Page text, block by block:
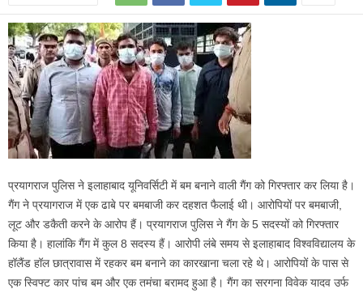
प्रयागराज पुलिस ने इलाहाबाद यूनिवर्सिटी में बम बनाने वाली गैंग को गिरफ्तार कर लिया है।
गैंग ने प्रयागराज में एक ढाबे पर बमबाजी कर दहशत फैलाई थी। आरोपियों पर बमबाजी,
लूट और डकैती करने के आरोप हैं। प्रयागराज पुलिस ने गैंग के 5 सदस्यों को गिरफ्तार
किया है। हालांकि गैंग में कुल 8 सदस्य हैं। आरोपी लंबे समय से इलाहाबाद विश्वविद्यालय के
हॉलैंड हॉल छात्रावास में रहकर बम बनाने का कारखाना चला रहे थे। आरोपियों के पास से
एक स्विफ्ट कार पांच बम और एक तमंचा बरामद हुआ है। गैंग का सरगना विवेक यादव उर्फ